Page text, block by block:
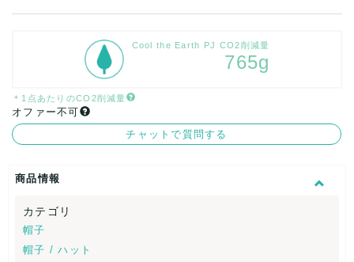
Cool the Earth PJ CO2削減量
765g
＊1点あたりのCO2削減量
オファー不可
チャットで質問する
商品情報
カテゴリ
帽子
帽子 / ハット